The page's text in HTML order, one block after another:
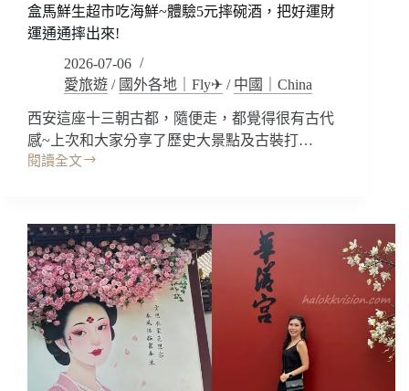
匿
於
都
的
現
學，
高
CP
值
入
住
空
盒馬鮮生超市吃海鮮~體驗5元摔碗酒，把好運財
運通通摔出來!
2026-07-06
愛旅遊 / 國外各地｜Fly✈ / 中國｜China
西安這座十三朝古都，隨便走，都覺得很有古代
感~上次和大家分享了歷史大景點及古裝打…
閱讀全文
中
安
｜
城
牆/
鐘
樓/
回